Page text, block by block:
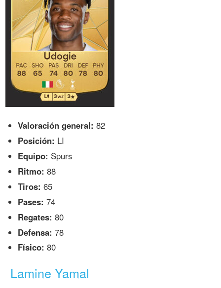
Valoración general: 82
Posición: LI
Equipo: Spurs
Ritmo: 88
Tiros: 65
Pases: 74
Regates: 80
Defensa: 78
Físico: 80
Lamine Yamal